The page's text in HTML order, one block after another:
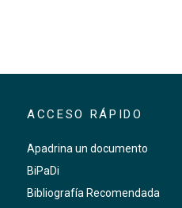
ACCESO RÁPIDO
Apadrina un documento
BiPaDi
Bibliografía Recomendada